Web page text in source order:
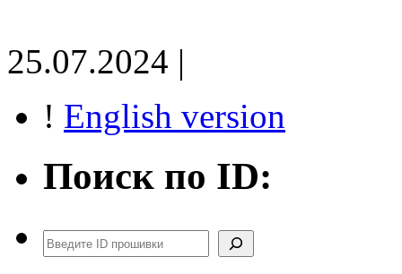
25.07.2024 |
! English version
Поиск по ID:
Поиск